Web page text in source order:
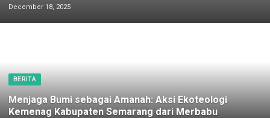
December 18, 2025
BERITA
Menjaga Bumi sebagai Amanah: Aksi Ekoteologi
Kemenag Kabupaten Semarang dari Merbabu